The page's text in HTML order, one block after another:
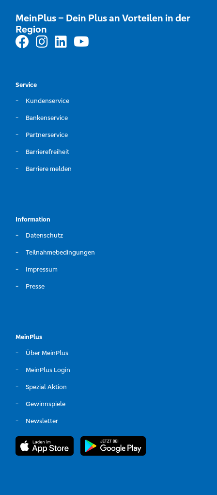
MeinPlus – Dein Plus an Vorteilen in der
Region
Service
Kundenservice
Bankenservice
Partnerservice
Barrierefreiheit
Barriere melden
Information
Datenschutz
Teilnahmebedingungen
Impressum
Presse
MeinPlus
Über MeinPlus
MeinPlus Login
Spezial Aktion
Gewinnspiele
Newsletter